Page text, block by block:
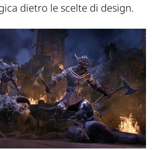
dietro le scelte di design.